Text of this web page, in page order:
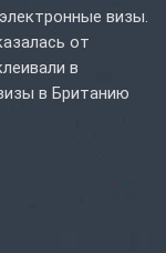
визы.
от
в
в Британию